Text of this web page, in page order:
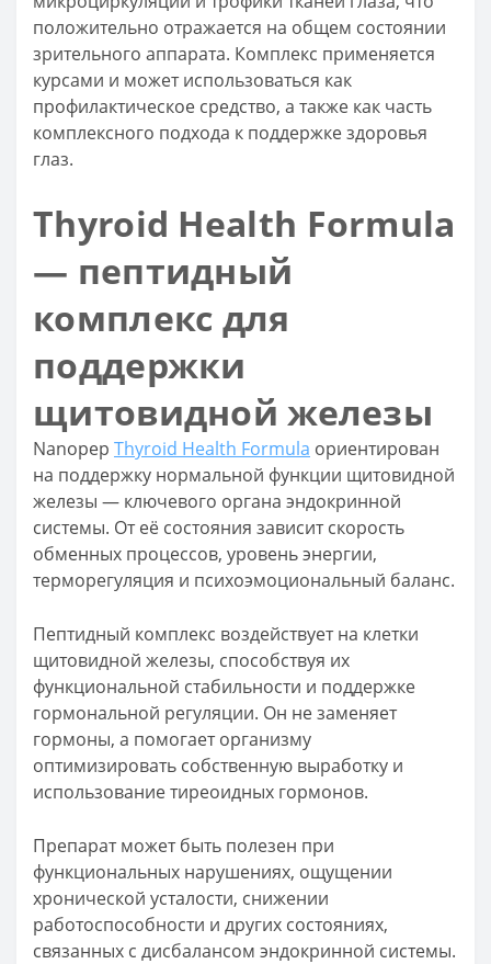
положительно отражается на общем состоянии
зрительного аппарата. Комплекс применяется
курсами и может использоваться как
профилактическое средство, а также как часть
комплексного подхода к поддержке здоровья
глаз.
Thyroid Health Formula
— пептидный
комплекс для
поддержки
щитовидной железы
Nanopep Thyroid Health Formula ориентирован
на поддержку нормальной функции щитовидной
железы — ключевого органа эндокринной
системы. От её состояния зависит скорость
обменных процессов, уровень энергии,
терморегуляция и психоэмоциональный баланс.
Пептидный комплекс воздействует на клетки
щитовидной железы, способствуя их
функциональной стабильности и поддержке
гормональной регуляции. Он не заменяет
гормоны, а помогает организму
оптимизировать собственную выработку и
использование тиреоидных гормонов.
Препарат может быть полезен при
функциональных нарушениях, ощущении
хронической усталости, снижении
работоспособности и других состояниях,
связанных с дисбалансом эндокринной системы.